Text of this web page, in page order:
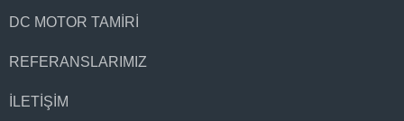
DC MOTOR TAMIRI
REFERANSLARIMIZ
İLETIŞIM